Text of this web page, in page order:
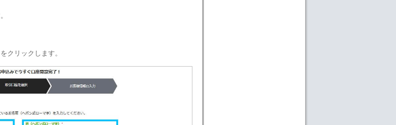
をクリックします。